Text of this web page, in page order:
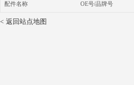
配件名称 OE号/品牌号
< 返回站点地图